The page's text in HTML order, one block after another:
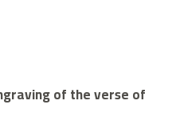
of the verse of